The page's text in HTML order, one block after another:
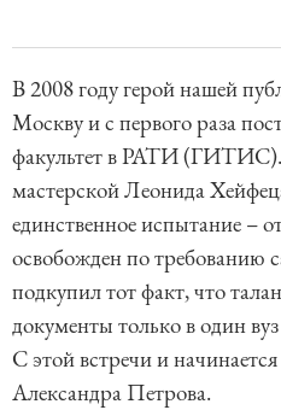
В 2008 году герой нашей
Москву и с первого раза
факультет в РАТИ (ГИТИС).
мастерской Леонида
единственное испытание –
освобожден по требованию
подкупил тот факт, что
документы только в один
С этой встречи и
Александра Петрова.